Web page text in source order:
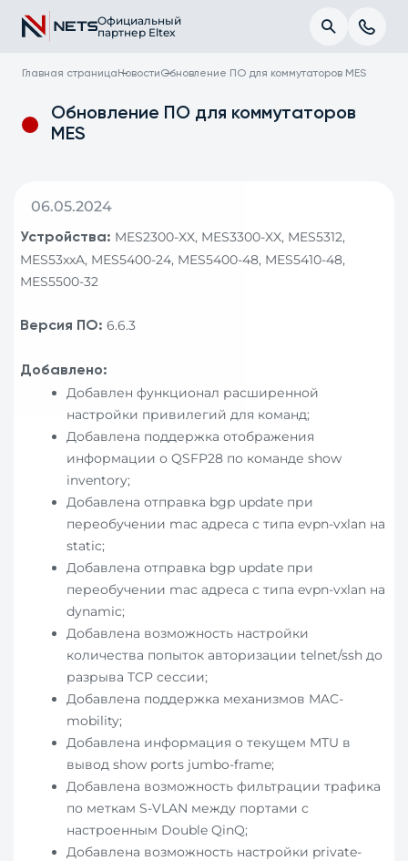
Официальный
партнер Eltex
Главная страница НовостиОбновление ПО для коммутаторов MES
Обновление ПО для коммутаторов
MES
06.05.2024
Устройства: MES2300-XX, MES3300-XX, MES5312,
MES53xxA, MES5400-24, MES5400-48, MES5410-48,
MES5500-32
Версия ПО: 6.6.3
Добавлено:
Добавлен функционал расширенной
настройки привилегий для команд;
Добавлена поддержка отображения
информации о QSFP28 по команде show
inventory;
Добавлена отправка bgp update при
переобучении mac адреса с типа evpn-vxlan на
static;
Добавлена отправка bgp update при
переобучении mac адреса с типа evpn-vxlan на
dynamic;
Добавлена возможность настройки
количества попыток авторизации telnet/ssh до
разрыва TCP сессии;
Добавлена поддержка механизмов MAC-
mobility;
Добавлена информация о текущем MTU в
вывод show ports jumbo-frame;
Добавлена возможность фильтрации трафика
по меткам S-VLAN между портами с
настроенным Double QinQ;
Добавлена возможность настройки private-